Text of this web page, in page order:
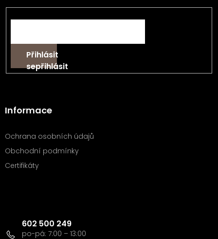
Přihlásit
se
Informace
Ochrana osobních údajů
Obchodní podmínky
Certifikáty
602 500 249